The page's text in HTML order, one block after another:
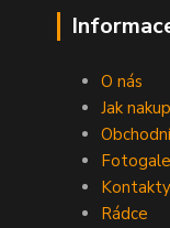
O nás
Jak
Kontakty
Rádce